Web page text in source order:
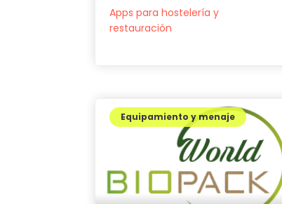
Apps para hostelería y
restauración
Equipamiento y menaje